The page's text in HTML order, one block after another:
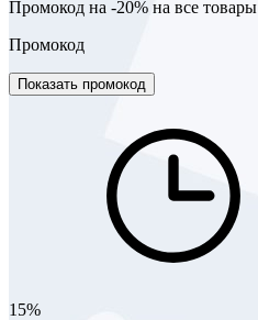
Промокод на -20% на все товары
Промокод
Показать промокод
15%